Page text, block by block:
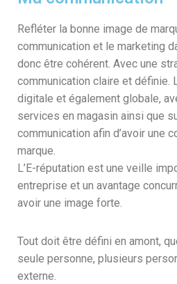
Refléter la bonne image de
communication et le marketing
donc être cohérent. Avec une
communication claire et définie.
digitale et également globale,
services en magasin ainsi que
communication afin d’avoir une
marque.
L’E-réputation est une veille
entreprise et un avantage
avoir une image forte.
Tout doit être défini en amont,
seule personne, plusieurs
externe.